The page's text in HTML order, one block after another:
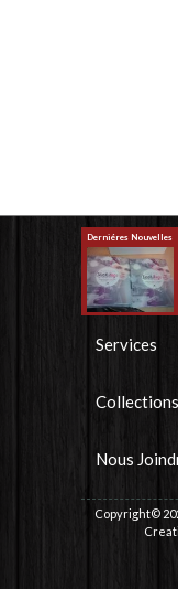
Derniéres Nouvelles
x
Services
Collections
Nous
Copyright©